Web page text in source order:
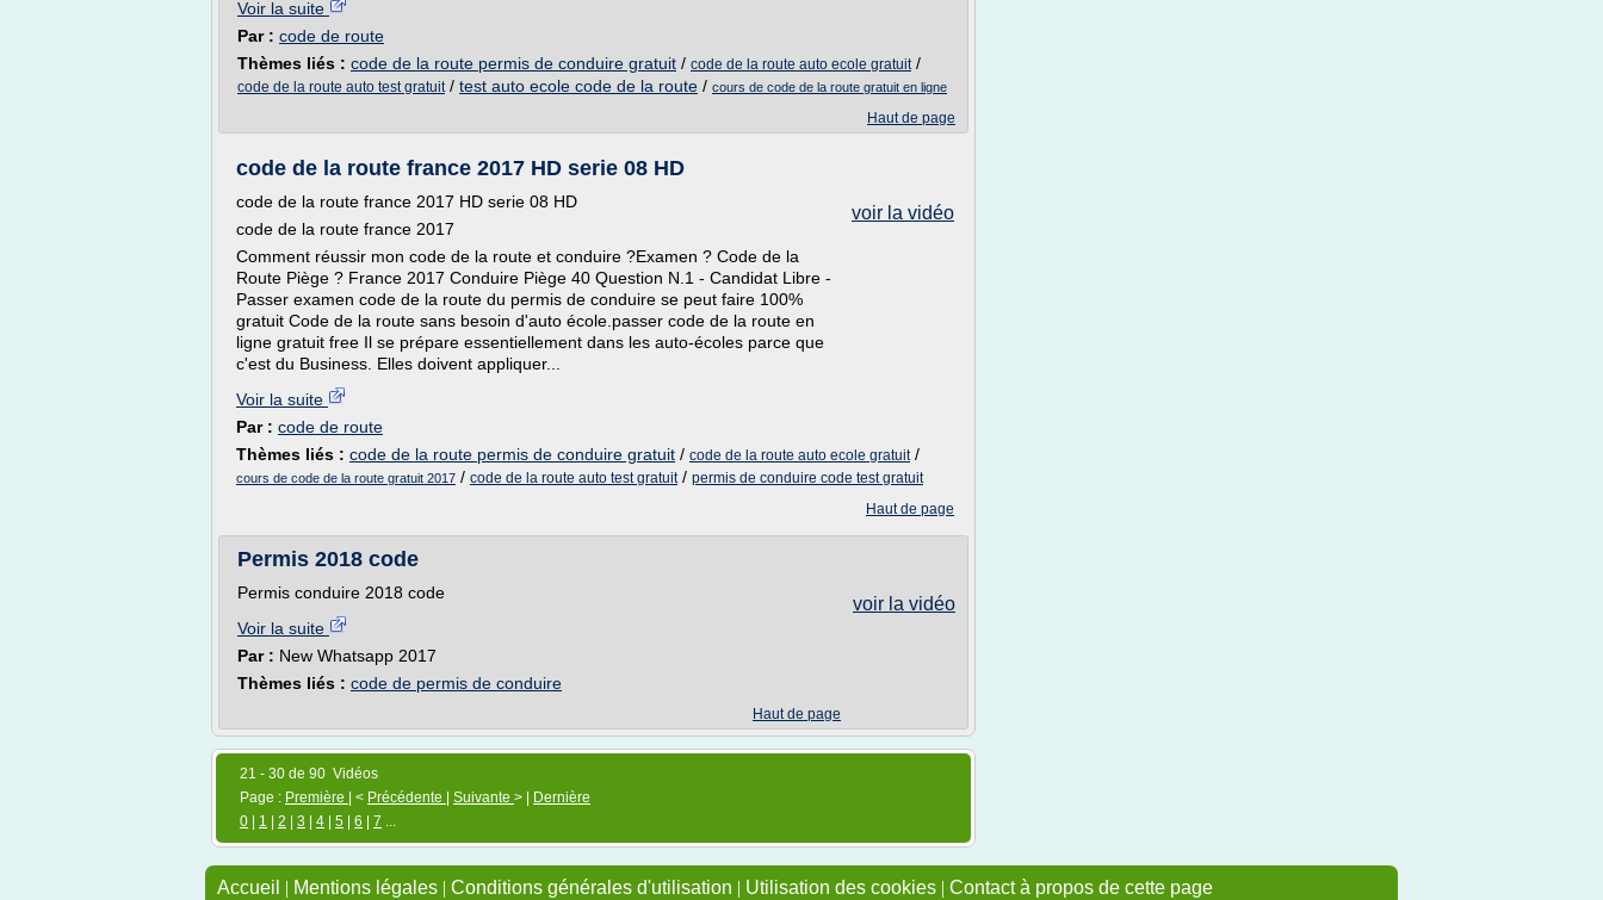
Voir la suite
Par : code de route
Thèmes liés : code de la route permis de conduire gratuit / code de la route auto ecole gratuit/
code de la route auto test gratuit/ test auto ecole code de la route / cours de code de la route gratuit en ligne
Haut de page
code de la route france 2017 HD serie 08 HD
voir la vidéo
code de la route france 2017 HD serie 08 HD
code de la route france 2017
Comment réussir mon code de la route et conduire ?Examen ? Code de la
Route Piège ? France 2017 Conduire Piège 40 Question N.1 - Candidat Libre -
Passer examen code de la route du permis de conduire se peut faire 100%
gratuit Code de la route sans besoin d'auto école.passer code de la route en
ligne gratuit free Il se prépare essentiellement dans les auto-écoles parce que
c'est du Business. Elles doivent appliquer...
Voir la suite
Par : code de route
Thèmes liés : code de la route permis de conduire gratuit / code de la route auto ecole gratuit/
cours de code de la route gratuit 2017 / code de la route auto test gratuit/ permis de conduire code test gratuit
Haut de page
Permis 2018 code
voir la vidéo
Permis conduire 2018 code
Voir la suite
Par : New Whatsapp 2017
Thèmes liés : code de permis de conduire
Haut de page
21 - 30 de 90 Vidéos
Page : Première | < Précédente Suivante > |
Dernière
0
1 2 3 4 5 6 7 ...
Accueil | Mentions légales | Conditions générales d'utilisation | Utilisation des cookies | Contact à propos de cette page